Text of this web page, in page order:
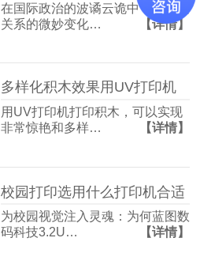
在国际政治的波谲云诡中，国与国
关系的微妙变化…
【详情】
多样化积木效果用UV打印机
用UV打印机打印积木，可以实现
非常惊艳和多样…
【详情】
校园打印选用什么打印机合适
为校园视觉注入灵魂：为何蓝图数
码科技3.2U…
【详情】